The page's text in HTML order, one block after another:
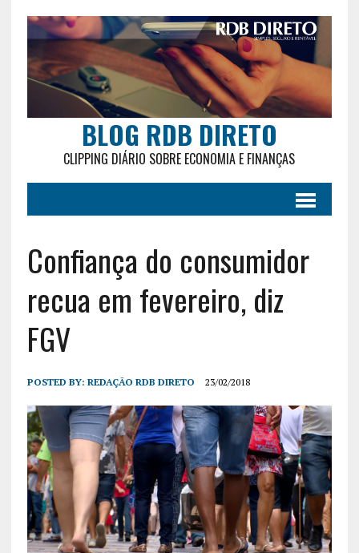
BLOG RDB DIRETO
CLIPPING DIÁRIO SOBRE ECONOMIA E FINANÇAS
Confiança do consumidor
recua em fevereiro, diz
FGV
POSTED BY: REDAÇÃO RDB DIRETO 23/02/2018